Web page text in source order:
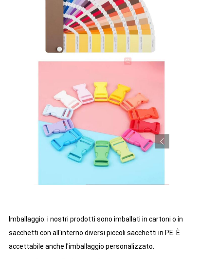
Imballaggio: i nostri prodotti sono imballati in cartoni o in
sacchetti con all'interno diversi piccoli sacchetti in PE. È
accettabile anche l'imballaggio personalizzato.